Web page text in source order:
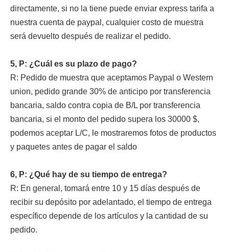
directamente, si no la tiene puede enviar express tarifa a
nuestra cuenta de paypal, cualquier costo de muestra
será devuelto después de realizar el pedido.
5, P: ¿Cuál es su plazo de pago?
R: Pedido de muestra que aceptamos Paypal o Western
union, pedido grande 30% de anticipo por transferencia
bancaria, saldo contra copia de B/L por transferencia
bancaria, si el monto del pedido supera los 30000 $,
podemos aceptar L/C, le mostraremos fotos de productos
y paquetes antes de pagar el saldo
6, P: ¿Qué hay de su tiempo de entrega?
R: En general, tomará entre 10 y 15 días después de
recibir su depósito por adelantado, el tiempo de entrega
específico depende de los artículos y la cantidad de su
pedido.